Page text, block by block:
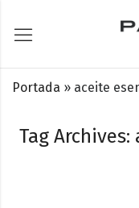
Tag
Portada » aceite